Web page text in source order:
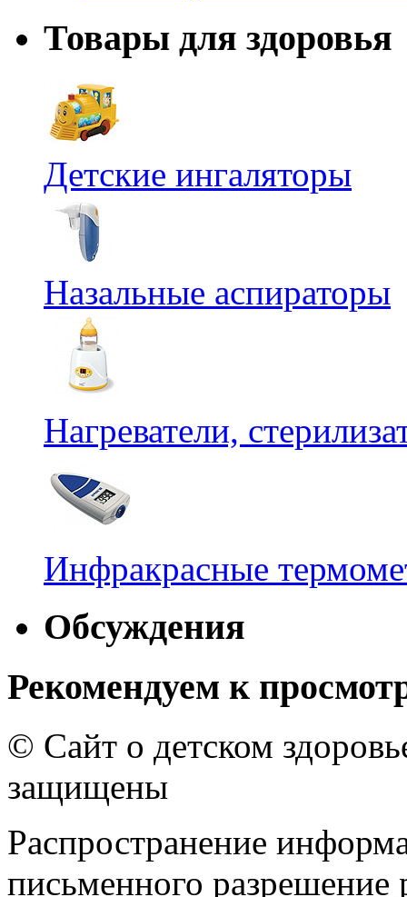
Товары для здоровья
Детские ингаляторы
Назальные аспираторы
Нагреватели,
Инфракрасные
Обсуждения
Рекомендуем к
© Сайт о детском
защищены
Распространение
письменного разрешение